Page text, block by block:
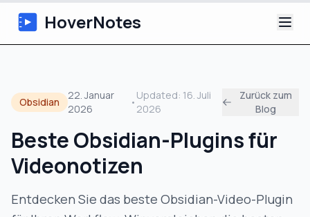
HoverNotes
Extension
KI-Video-Notizen
Obsidian
22. Januar
2026
•
Updated: 16. Juli
2026
Zurück zum
Blog
Beste Obsidian-Plugins für
Videonotizen
Entdecken Sie das beste Obsidian-Video-Plugin